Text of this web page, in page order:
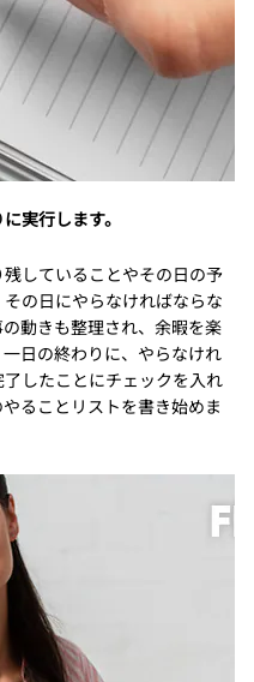
実行します。
していることやその日の予
の日にやらなければならな
動きも整理され、余暇を楽
日の終わりに、やらなけれ
したことにチェックを入れ
ることリストを書き始めま